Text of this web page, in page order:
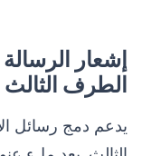
إشعار
الطرف الثالث
يدعم دمج رسائل